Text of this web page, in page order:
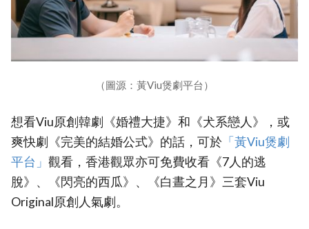
（圖源：黃Viu煲劇平台）
想看Viu原創韓劇《婚禮大捷》和《犬系戀人》，或
爽快劇《完美的結婚公式》的話，可於 「黃Viu煲劇
平台」 觀看，香港觀眾亦可免費收看《7人的逃
脫》、《閃亮的西瓜》、《白晝之月》三套Viu
Original原創人氣劇。